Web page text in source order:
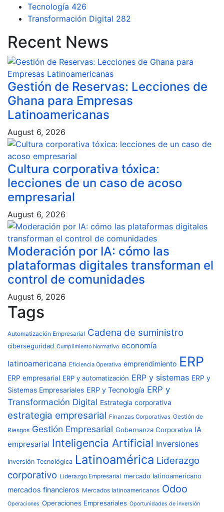
Tecnología 426
Transformación Digital 282
Recent News
Gestión de Reservas: Lecciones de
Ghana para Empresas
Latinoamericanas
August 6, 2026
Cultura corporativa tóxica:
lecciones de un caso de acoso
empresarial
August 6, 2026
Moderación por IA: cómo las
plataformas digitales transforman el
control de comunidades
August 6, 2026
Tags
Automatización Empresarial Cadena de suministro
ciberseguridad Cumplimiento Normativo economía
latinoamericana Eficiencia Operativa emprendimiento ERP
ERP empresarial ERP y automatización ERP y sistemas ERP y
Sistemas Empresariales ERP y Tecnología ERP y
Transformación Digital Estrategia corporativa
estrategia empresarial Finanzas Corporativas Gestión de
Riesgos Gestión Empresarial Gobernanza Corporativa IA
empresarial Inteligencia Artificial Inversiones
Inversión Tecnológica Latinoamérica Liderazgo
corporativo Liderazgo Empresarial mercado latinoamericano
mercados financieros Mercados latinoamericanos Odoo
Operaciones Operaciones Empresariales Oportunidades de inversión